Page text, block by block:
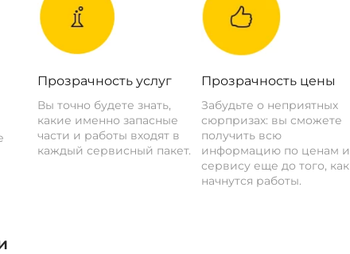
Прозрачность услуг
Вы точно будете знать,
какие именно запасные
части и работы входят в
каждый сервисный пакет.
Прозрачность цены
Забудьте о неприятных
сюрпризах: вы сможете
получить всю
информацию по ценам и
сервису еще до того, как
начнутся работы.